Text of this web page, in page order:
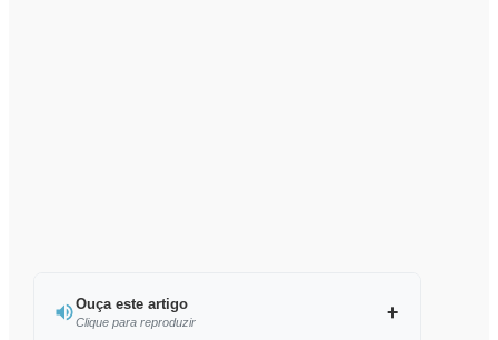
Ouça este artigo
Clique para reproduzir